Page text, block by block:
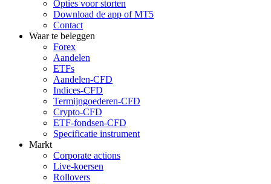
Opties voor storten
Download de app of MT5
Contact
Waar te beleggen
Forex
Aandelen
ETFs
Aandelen-CFD
Indices-CFD
Termijngoederen-CFD
Crypto-CFD
ETF-fondsen-CFD
Specificatie instrument
Markt
Corporate actions
Live-koersen
Rollovers